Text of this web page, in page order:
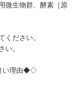
微生物群、酵素［原
ください。
い。
い理由◆◇